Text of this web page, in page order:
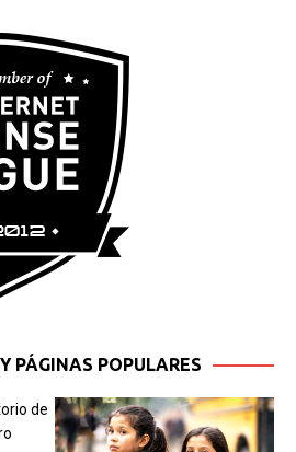
PÁGINAS POPULARES